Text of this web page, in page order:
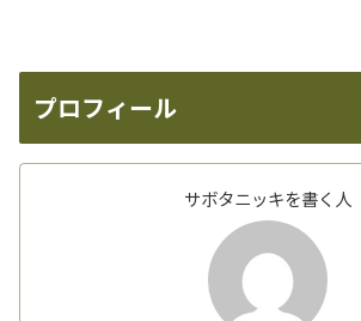
プロフィール
サボタニッキを書く人